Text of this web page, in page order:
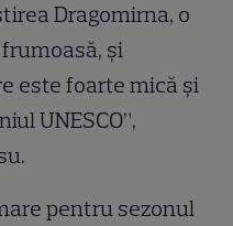
Dragomirna, o
şi
este foarte mică şi
UNESCO”,
pentru sezonul